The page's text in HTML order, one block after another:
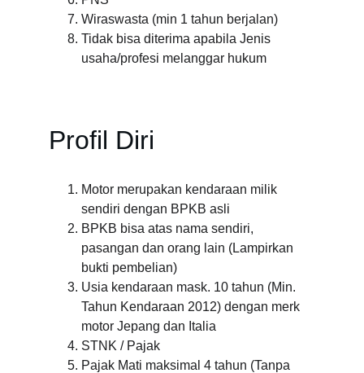
Wiraswasta (min 1 tahun berjalan)
Tidak bisa diterima apabila Jenis
usaha/profesi melanggar hukum
Profil Diri
Motor merupakan kendaraan milik
sendiri dengan BPKB asli
BPKB bisa atas nama sendiri,
pasangan dan orang lain (Lampirkan
bukti pembelian)
Usia kendaraan mask. 10 tahun (Min.
Tahun Kendaraan 2012) dengan merk
motor Jepang dan Italia
STNK / Pajak
Pajak Mati maksimal 4 tahun (Tanpa